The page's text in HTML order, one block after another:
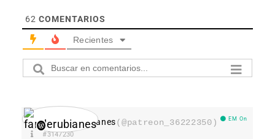
62 COMENTARIOS
Recientes
fanderubianes(@patreon_36222350) EM On
#3147230